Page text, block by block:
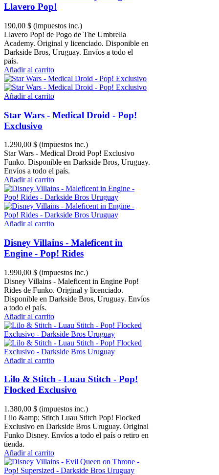
Llavero Pop!
190,00 $ (impuestos inc.)
Llavero Pop! de Pogo de The Umbrella
Academy. Original y licenciado. Disponible en
Darkside Bros, Uruguay. Envíos a todo el
país.
Añadir al carrito
Añadir al carrito
Star Wars - Medical Droid - Pop!
Exclusivo
1.290,00 $ (impuestos inc.)
Star Wars - Medical Droid Pop! Exclusivo
Funko. Disponible en Darkside Bros, Uruguay.
Envíos a todo el país.
Añadir al carrito
Añadir al carrito
Disney Villains - Maleficent in
Engine - Pop! Rides
1.990,00 $ (impuestos inc.)
Disney Villains - Maleficent in Engine Pop!
Rides de Funko. Original y licenciado.
Disponible en Darkside Bros, Uruguay. Envíos
a todo el país.
Añadir al carrito
Añadir al carrito
Lilo & Stitch - Luau Stitch - Pop!
Flocked Exclusivo
1.380,00 $ (impuestos inc.)
Lilo &amp; Stitch Luau Stitch Pop! Flocked
Exclusivo en Darkside Bros Uruguay. Original
Funko Disney. Envíos a todo el país o retiro en
tienda.
Añadir al carrito